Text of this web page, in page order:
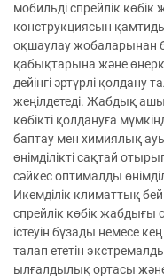
мобильді спрейлік
конструкциясын
оқшаулау жобаларынан
қабықтарына және
дейінгі әртүрлі
жеңілдетеді. Жабдық
көбікті қолдануға
баптау мен химиялық
өнімділікті сақтай
сәйкес оптималды
Икемділік климаттық
спрейлік көбік
істеуін бұзады немесе
талап ететін
ылғалдылық ортасы